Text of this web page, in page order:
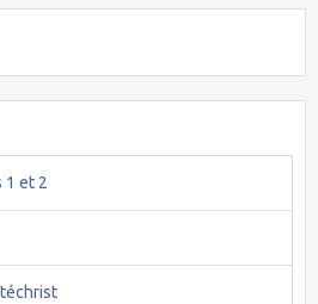
1 et 2